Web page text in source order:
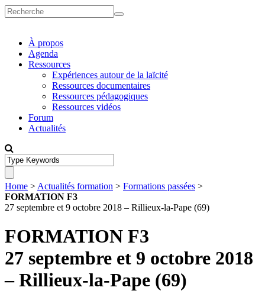
À propos
Agenda
Ressources
Expériences autour de la laïcité
Ressources documentaires
Ressources pédagogiques
Ressources vidéos
Forum
Actualités
Home > Actualités formation > Formations passées >
FORMATION F3
27 septembre et 9 octobre 2018 – Rillieux-la-Pape (69)
FORMATION F3
27 septembre et 9 octobre 2018
– Rillieux-la-Pape (69)